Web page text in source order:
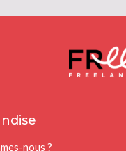
nous ?